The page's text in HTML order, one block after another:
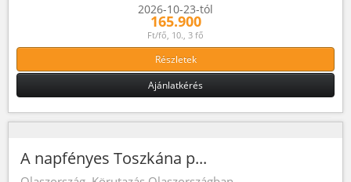
2026-10-23-tól
165.900
Ft/fő, 10., 3 fő
Részletek
Ajánlatkérés
A napfényes Toszkána p...